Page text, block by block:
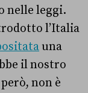
nelle leggi.
l’Italia
una
il nostro
non è